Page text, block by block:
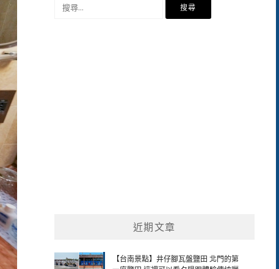
近期文章
【台南景點】井仔腳瓦盤鹽田 北門的第